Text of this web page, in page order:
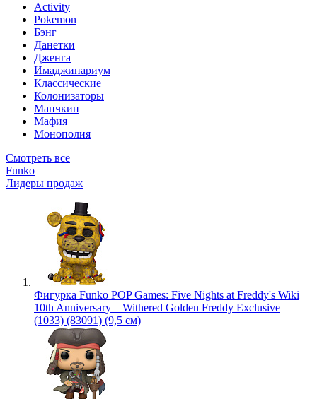
Activity
Pokemon
Бэнг
Данетки
Дженга
Имаджинариум
Классические
Колонизаторы
Манчкин
Мафия
Монополия
Смотреть все
Funko
Лидеры продаж
Фигурка Funko POP Games: Five Nights at Freddy's Wiki
10th Anniversary – Withered Golden Freddy Exclusive
(1033) (83091) (9,5 см)